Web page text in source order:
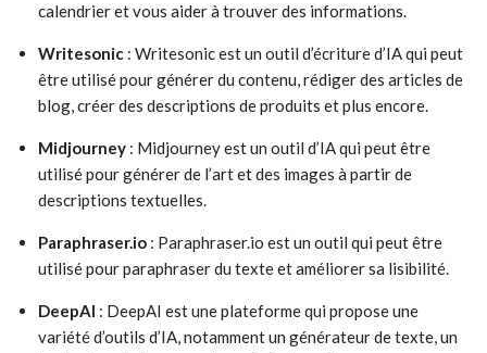
calendrier et vous aider à trouver des informations.
Writesonic : Writesonic est un outil d’écriture d’IA qui peut
être utilisé pour générer du contenu, rédiger des articles de
blog, créer des descriptions de produits et plus encore.
Midjourney : Midjourney est un outil d’IA qui peut être
utilisé pour générer de l’art et des images à partir de
descriptions textuelles.
Paraphraser.io : Paraphraser.io est un outil qui peut être
utilisé pour paraphraser du texte et améliorer sa lisibilité.
DeepAI : DeepAI est une plateforme qui propose une
variété d’outils d’IA, notamment un générateur de texte, un